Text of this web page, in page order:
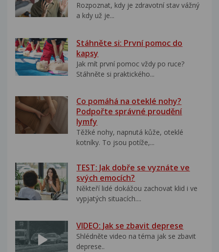
Rozpoznat, kdy je zdravotní stav vážný
a kdy už je...
Stáhněte si: První pomoc do
kapsy
Jak mít první pomoc vždy po ruce?
Stáhněte si praktického...
Co pomáhá na oteklé nohy?
Podpořte správné proudění
lymfy
Těžké nohy, napnutá kůže, oteklé
kotníky. To jsou potíže,...
TEST: Jak dobře se vyznáte ve
svých emocích?
Někteří lidé dokážou zachovat klid i ve
vypjatých situacích....
VIDEO: Jak se zbavit deprese
Shlédněte video na téma jak se zbavit
deprese..